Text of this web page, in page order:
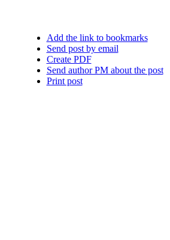
Add the link to bookmarks
Send post by email
Create PDF
Send author PM about the post
Print post